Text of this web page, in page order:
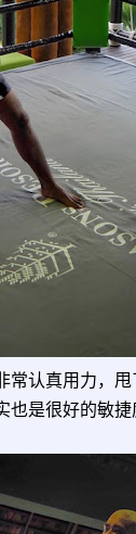
认真用力，
也是很好的敏捷